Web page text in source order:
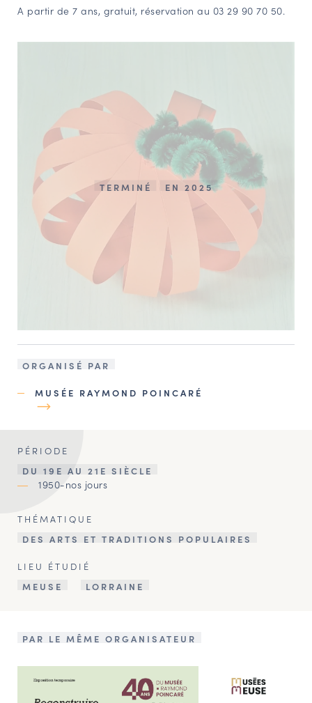
Service Inventaire et Patrimoines de la Région Grand Est
Amateurs d’histoire et de patrimoine
Responsables de structures
Étudiants & chercheurs
A partir de 7 ans, gratuit, réservation au 03 29 90 70 50.
TERMINÉ EN 2025
ORGANISÉ PAR
MUSÉE RAYMOND POINCARÉ
PÉRIODE
DU 19E AU 21E SIÈCLE
1950-nos jours
THÉMATIQUE
DES ARTS ET TRADITIONS POPULAIRES
LIEU ÉTUDIÉ
MEUSE
LORRAINE
PAR LE MÊME ORGANISATEUR